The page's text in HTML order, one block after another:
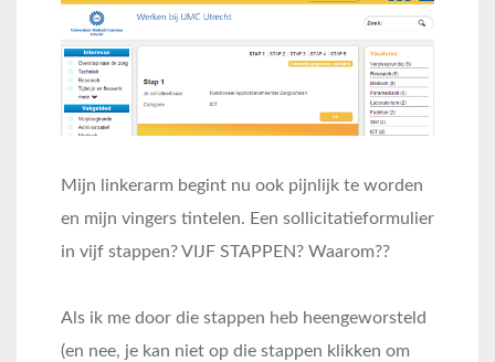
Mijn linkerarm begint nu ook pijnlijk te worden
en mijn vingers tintelen. Een sollicitatieformulier
in vijf stappen? VIJF STAPPEN? Waarom??
Als ik me door die stappen heb heengeworsteld
(en nee, je kan niet op die stappen klikken om